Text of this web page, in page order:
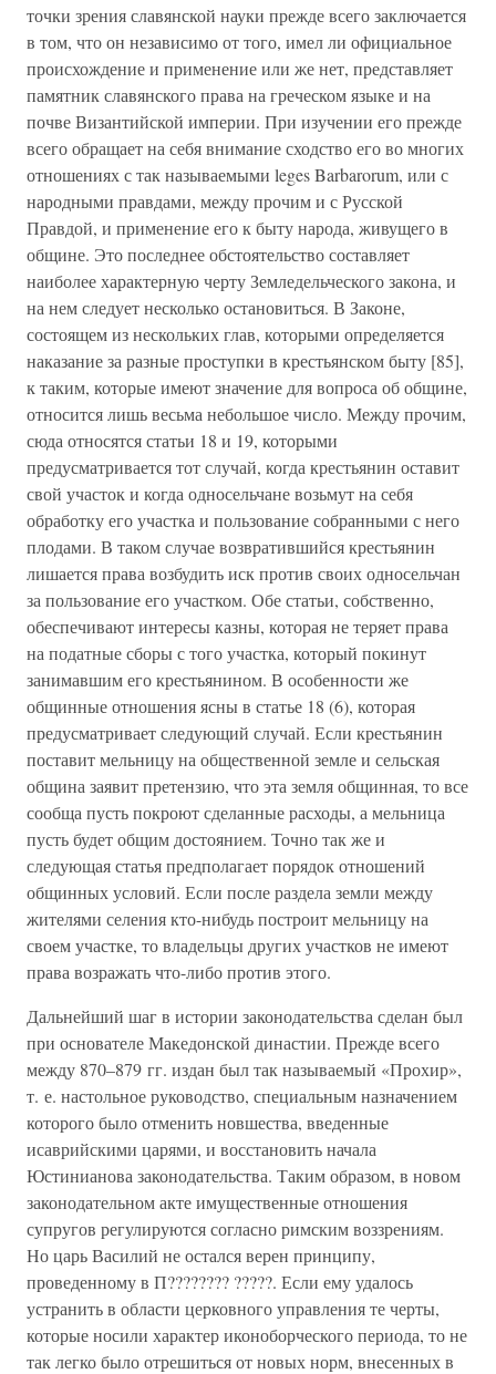
точки зрения славянской науки прежде всего заключается
в том, что он независимо от того, имел ли официальное
происхождение и применение или же нет, представляет
памятник славянского права на греческом языке и на
почве Византийской империи. При изучении его прежде
всего обращает на себя внимание сходство его во многих
отношениях с так называемыми leges Barbarorum, или с
народными правдами, между прочим и с Русской
Правдой, и применение его к быту народа, живущего в
общине. Это последнее обстоятельство составляет
наиболее характерную черту Земледельческого закона, и
на нем следует несколько остановиться. В Законе,
состоящем из нескольких глав, которыми определяется
наказание за разные проступки в крестьянском быту [85],
к таким, которые имеют значение для вопроса об общине,
относится лишь весьма небольшое число. Между прочим,
сюда относятся статьи 18 и 19, которыми
предусматривается тот случай, когда крестьянин оставит
свой участок и когда односельчане возьмут на себя
обработку его участка и пользование собранными с него
плодами. В таком случае возвратившийся крестьянин
лишается права возбудить иск против своих односельчан
за пользование его участком. Обе статьи, собственно,
обеспечивают интересы казны, которая не теряет права
на податные сборы с того участка, который покинут
занимавшим его крестьянином. В особенности же
общинные отношения ясны в статье 18 (6), которая
предусматривает следующий случай. Если крестьянин
поставит мельницу на общественной земле и сельская
община заявит претензию, что эта земля общинная, то все
сообща пусть покроют сделанные расходы, а мельница
пусть будет общим достоянием. Точно так же и
следующая статья предполагает порядок отношений
общинных условий. Если после раздела земли между
жителями селения кто-нибудь построит мельницу на
своем участке, то владельцы других участков не имеют
права возражать что-либо против этого.
Дальнейший шаг в истории законодательства сделан был
при основателе Македонской династии. Прежде всего
между 870–879 гг. издан был так называемый «Прохир»,
т. е. настольное руководство, специальным назначением
которого было отменить новшества, введенные
исаврийскими царями, и восстановить начала
Юстинианова законодательства. Таким образом, в новом
законодательном акте имущественные отношения
супругов регулируются согласно римским воззрениям.
Но царь Василий не остался верен принципу,
проведенному в П???????? ?????. Если ему удалось
устранить в области церковного управления те черты,
которые носили характер иконоборческого периода, то не
так легко было отрешиться от новых норм, внесенных в